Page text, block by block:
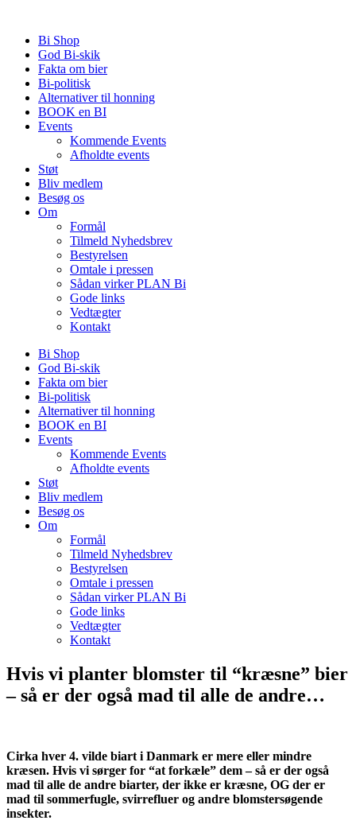
indholdBi Shop
God Bi-skik
Fakta om bier
Bi-politisk
Alternativer til honning
BOOK en BI
Events
Kommende Events
Afholdte events
Støt
Bliv medlem
Besøg os
Om
Formål
Tilmeld Nyhedsbrev
Bestyrelsen
Omtale i pressen
Sådan virker PLAN Bi
Gode links
Vedtægter
Kontakt
Bi Shop
God Bi-skik
Fakta om bier
Bi-politisk
Alternativer til honning
BOOK en BI
Events
Kommende Events
Afholdte events
Støt
Bliv medlem
Besøg os
Om
Formål
Tilmeld Nyhedsbrev
Bestyrelsen
Omtale i pressen
Sådan virker PLAN Bi
Gode links
Vedtægter
Kontakt
Hvis vi planter blomster til “kræsne” bier
– så er der også mad til alle de andre…
Cirka hver 4. vilde biart i Danmark er mere eller mindre
kræsen. Hvis vi sørger for “at forkæle” dem – så er der også
mad til alle de andre biarter, der ikke er kræsne, OG der er
mad til sommerfugle, svirrefluer og andre blomstersøgende
insekter.